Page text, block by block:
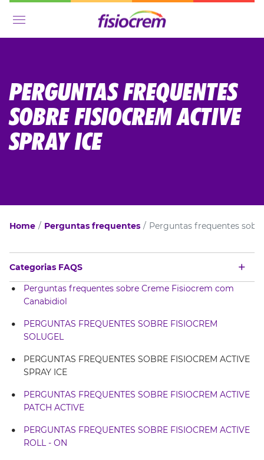
Menu
PERGUNTAS FREQUENTES
SOBRE FISIOCREM ACTIVE
SPRAY ICE
Home Perguntas frequentes Perguntas frequentes
Categorias FAQS
Perguntas frequentes sobre Creme Fisiocrem com
Canabidiol
PERGUNTAS FREQUENTES SOBRE FISIOCREM
SOLUGEL
PERGUNTAS FREQUENTES SOBRE FISIOCREM ACTIVE
SPRAY ICE
PERGUNTAS FREQUENTES SOBRE FISIOCREM ACTIVE
PATCH ACTIVE
PERGUNTAS FREQUENTES SOBRE FISIOCREM ACTIVE
ROLL - ON